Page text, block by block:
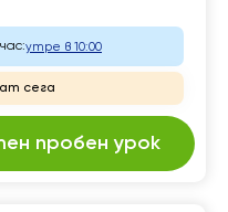
утре в 10:00
сега
пробен урок